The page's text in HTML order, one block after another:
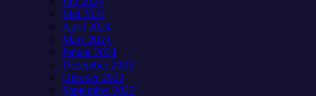
Mai 2024
April 2024
März 2024
Januar 2024
Dezember 2023
Oktober 2023
September 2023